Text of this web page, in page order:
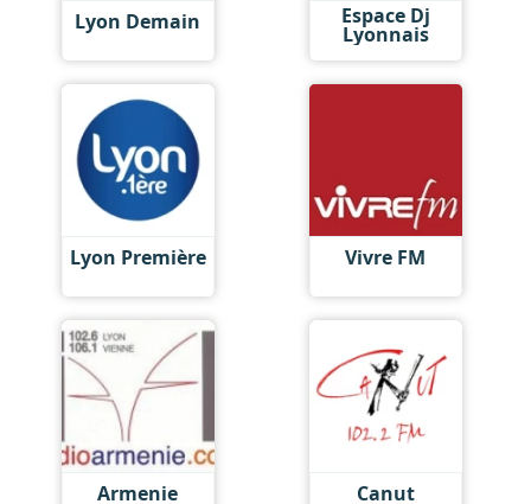
Lyon Demain Espace Dj
Lyonnais
Lyon Première Vivre FM
Armenie Canut